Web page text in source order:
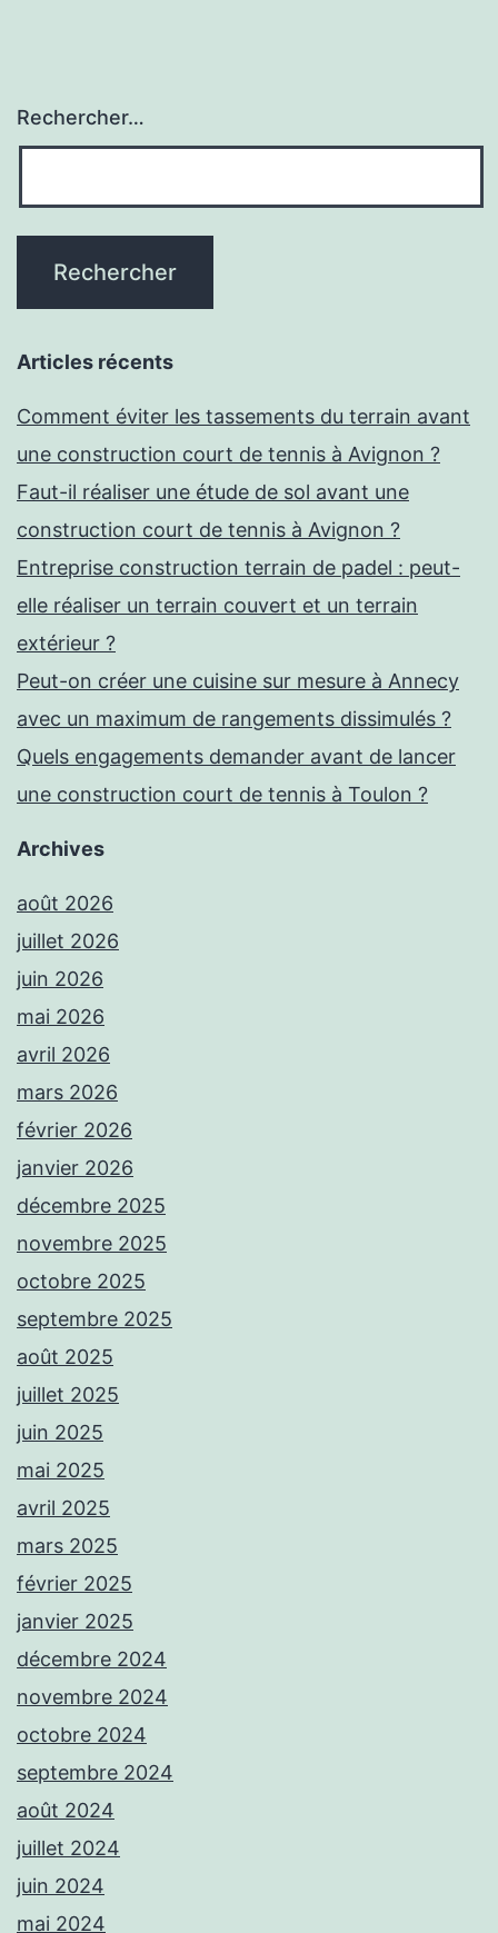
Rechercher…
Articles récents
Comment éviter les tassements du terrain avant
une construction court de tennis à Avignon ?
Faut-il réaliser une étude de sol avant une
construction court de tennis à Avignon ?
Entreprise construction terrain de padel : peut-
elle réaliser un terrain couvert et un terrain
extérieur ?
Peut-on créer une cuisine sur mesure à Annecy
avec un maximum de rangements dissimulés ?
Quels engagements demander avant de lancer
une construction court de tennis à Toulon ?
Archives
août 2026
juillet 2026
juin 2026
mai 2026
avril 2026
mars 2026
février 2026
janvier 2026
décembre 2025
novembre 2025
octobre 2025
septembre 2025
août 2025
juillet 2025
juin 2025
mai 2025
avril 2025
mars 2025
février 2025
janvier 2025
décembre 2024
novembre 2024
octobre 2024
septembre 2024
août 2024
juillet 2024
juin 2024
mai 2024